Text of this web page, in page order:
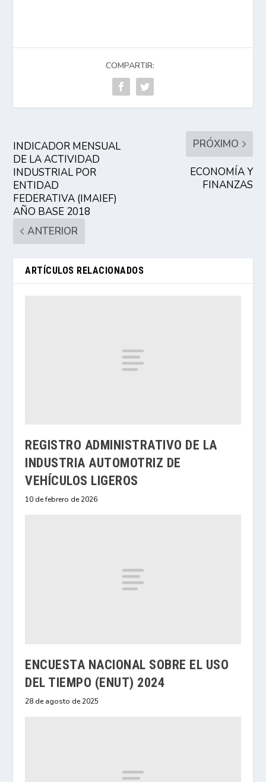
COMPARTIR:
INDICADOR MENSUAL
DE LA ACTIVIDAD
INDUSTRIAL POR
ENTIDAD
FEDERATIVA (IMAIEF)
AÑO BASE 2018
ANTERIOR
PRÓXIMO
ECONOMÍA Y
FINANZAS
ARTÍCULOS RELACIONADOS
REGISTRO ADMINISTRATIVO DE LA
INDUSTRIA AUTOMOTRIZ DE
VEHÍCULOS LIGEROS
10 de febrero de 2026
ENCUESTA NACIONAL SOBRE EL USO
DEL TIEMPO (ENUT) 2024
28 de agosto de 2025